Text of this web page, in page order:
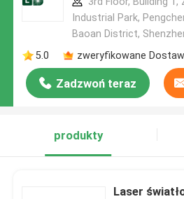
Industrial Park,
Baoan District,
5.0
zweryfikowane
Zadzwoń teraz
produkty
Laser